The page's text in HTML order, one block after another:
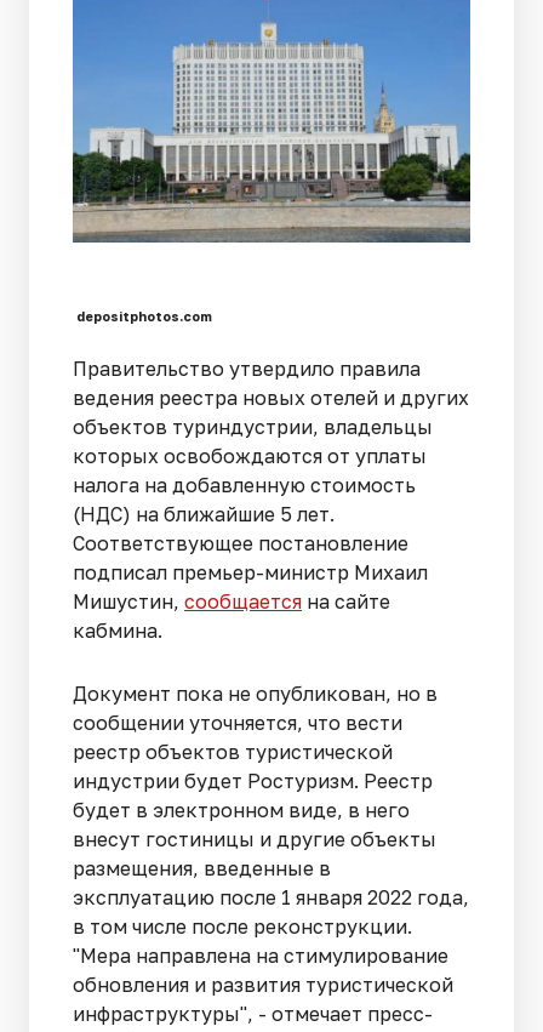
depositphotos.com
Правительство утвердило правила
ведения реестра новых отелей и других
объектов туриндустрии, владельцы
которых освобождаются от уплаты
налога на добавленную стоимость
(НДС) на ближайшие 5 лет.
Соответствующее постановление
подписал премьер-министр Михаил
Мишустин, сообщается на сайте
кабмина.
Документ пока не опубликован, но в
сообщении уточняется, что вести
реестр объектов туристической
индустрии будет Ростуризм. Реестр
будет в электронном виде, в него
внесут гостиницы и другие объекты
размещения, введенные в
эксплуатацию после 1 января 2022 года,
в том числе после реконструкции.
"Мера направлена на стимулирование
обновления и развития туристической
инфраструктуры", - отмечает пресс-